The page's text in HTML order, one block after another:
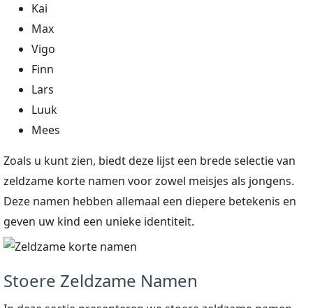
Kai
Max
Vigo
Finn
Lars
Luuk
Mees
Zoals u kunt zien, biedt deze lijst een brede selectie van
zeldzame korte namen voor zowel meisjes als jongens.
Deze namen hebben allemaal een diepere betekenis en
geven uw kind een unieke identiteit.
Stoere Zeldzame Namen